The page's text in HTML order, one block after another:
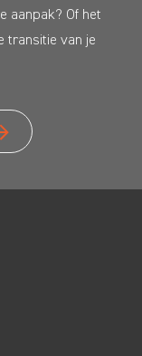
aanpak? Of het
transitie van je